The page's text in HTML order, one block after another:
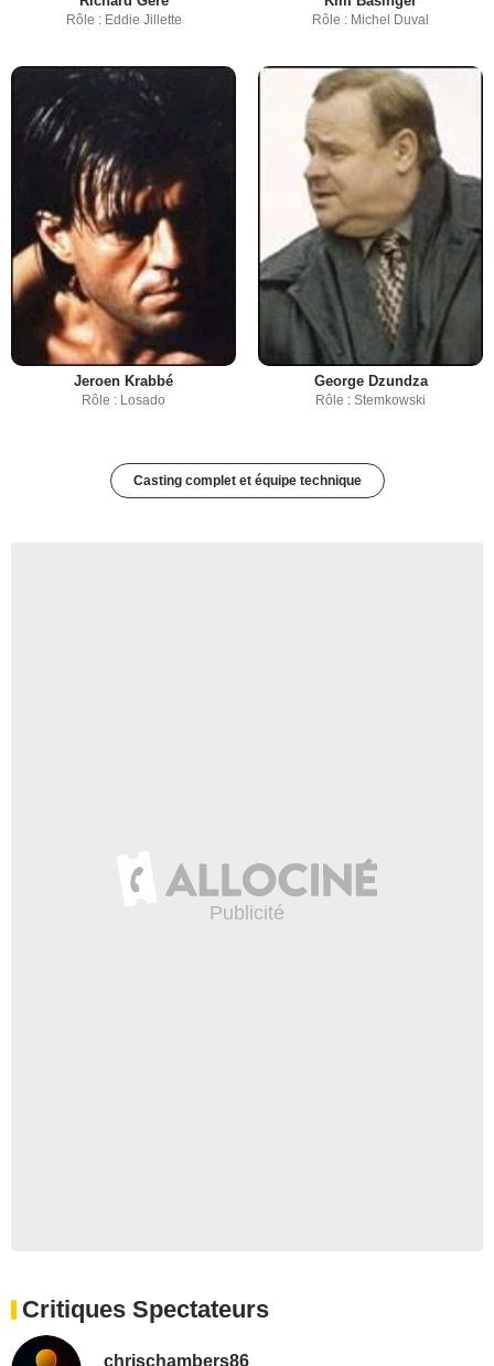
Rôle : Eddie Jillette Rôle : Michel Duval
Jeroen Krabbé
Rôle : Losado
George Dzundza
Rôle : Stemkowski
Casting complet et équipe technique
Critiques Spectateurs
chrischambers86